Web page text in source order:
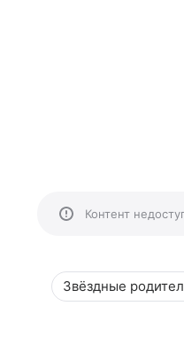
Контент
Звёздные